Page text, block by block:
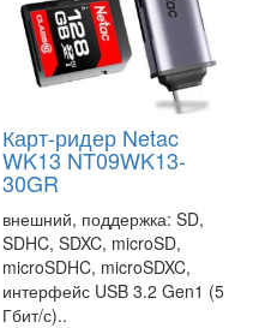
Карт-ридер Netac
WK13 NT09WK13-
30GR
внешний, поддержка: SD,
SDHC, SDXC, microSD,
microSDHC, microSDXC,
интерфейс USB 3.2 Gen1 (5
Гбит/с)..